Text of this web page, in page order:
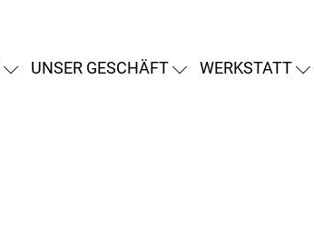
UNSER GESCHÄFT WERKSTATT